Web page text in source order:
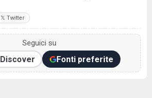
𝕏 Twitter
Seguici su
Discover Fonti preferite